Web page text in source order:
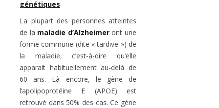
génétiques
La plupart des personnes atteintes
de la maladie d’Alzheimeront une
forme commune (dite « tardive ») de
la maladie, c’est-à-dire qu’elle
apparait habituellement au-delà de
60 ans. Là encore, le gène de
l’apolipoprotéine E (APOE) est
retrouvé dans 50% des cas. Ce gène